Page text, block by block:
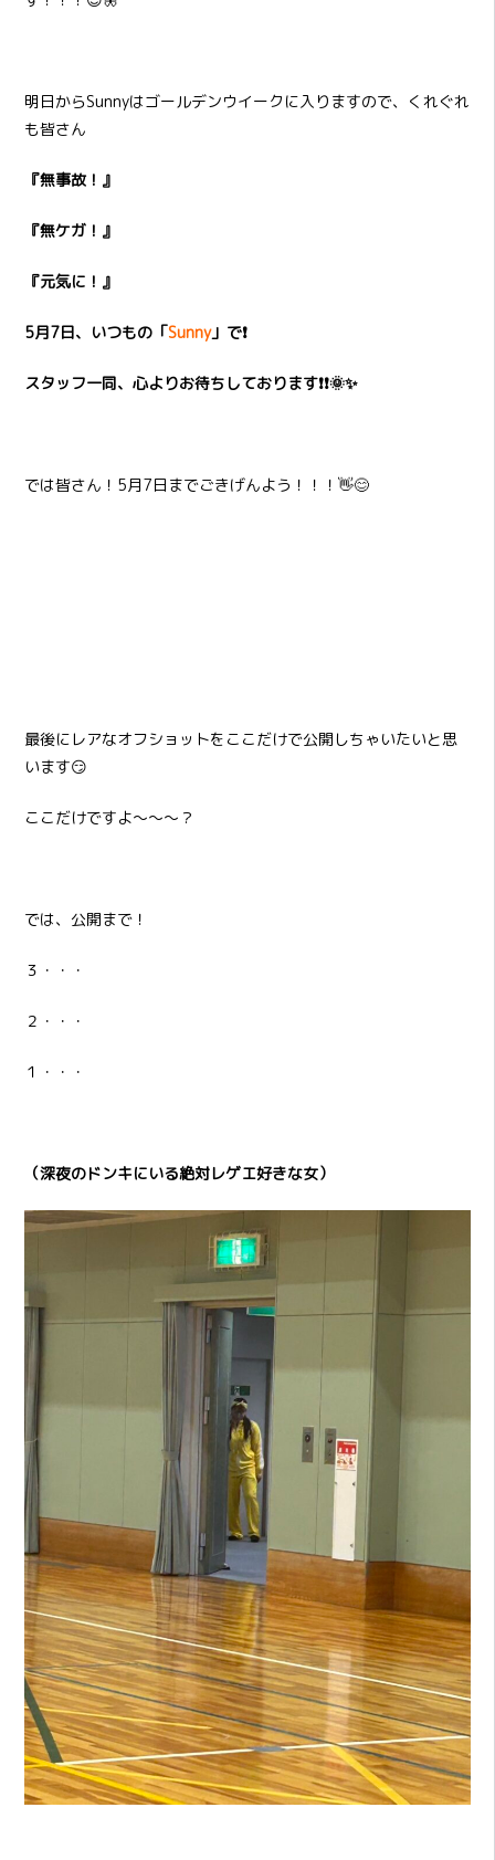
明日からSunnyはゴールデンウイークに入りますので、くれぐれ
も皆さん
『無事故！』
『無ケガ！』
『元気に！』
5月7日、いつもの「Sunny」で❗
スタッフ一同、心よりお待ちしております❗❗🌞✨
では皆さん！5月7日までごきげんよう！！！👋😊
最後にレアなオフショットをここだけで公開しちゃいたいと思
います😏
ここだけですよ～～～？
では、公開まで！
３・・・
２・・・
１・・・
（深夜のドンキにいる絶対レゲエ好きな女）